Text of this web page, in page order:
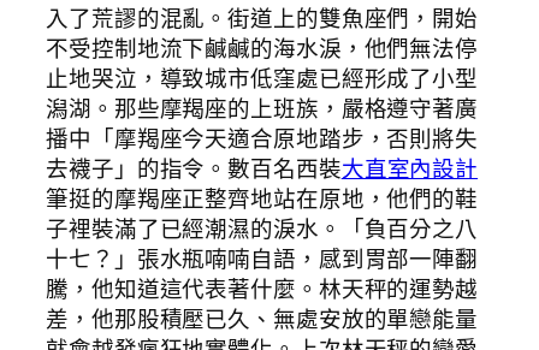
入了荒謬的混亂。街道上的雙魚座們，開始
不受控制地流下鹹鹹的海水淚，他們無法停
止地哭泣，導致城市低窪處已經形成了小型
潟湖。那些摩羯座的上班族，嚴格遵守著廣
播中「摩羯座今天適合原地踏步，否則將失
去襪子」的指令。數百名西裝大直室內設計
筆挺的摩羯座正整齊地站在原地，他們的鞋
子裡裝滿了已經潮濕的淚水。「負百分之八
十七？」張水瓶喃喃自語，感到胃部一陣翻
騰，他知道這代表著什麼。林天秤的運勢越
差，他那股積壓已久、無處安放的單戀能量